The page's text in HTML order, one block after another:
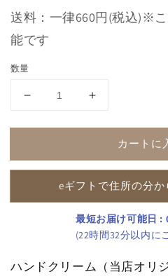
価
格
送料：一律660円(税込)※
能です
数量
リ
ム】
キ
【ハ
リ
ー
ム】
ハ
ナ
キ
カートに
eギフトで住所の分
最短お届け可能日 :
(22時間32分以内に
ハンドクリーム（当店オリジ